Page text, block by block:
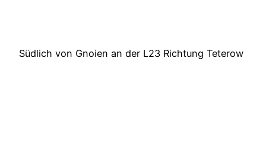
Südlich von Gnoien an der L23 Richtung Teterow